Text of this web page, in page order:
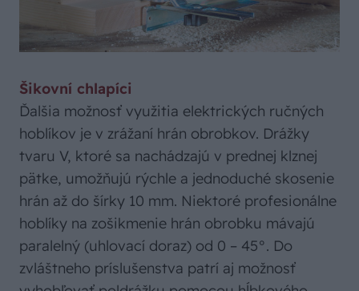
Šikovní chlapíci
Ďalšia možnosť využitia elektrických ručných
hoblíkov je v zrážaní hrán obrobkov. Drážky
tvaru V, ktoré sa nachádzajú v prednej klznej
pätke, umožňujú rýchle a jednoduché skosenie
hrán až do šírky 10 mm. Niektoré profesionálne
hoblíky na zošikmenie hrán obrobku mávajú
paralelný (uhlovací doraz) od 0 – 45°. Do
zvláštneho príslušenstva patrí aj možnosť